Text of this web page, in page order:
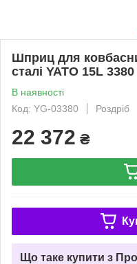
Шприц для
сталі YATO 15L 3380
В наявності
Код: YG-03380
Роздріб
22 372 ₴
Що таке купити з